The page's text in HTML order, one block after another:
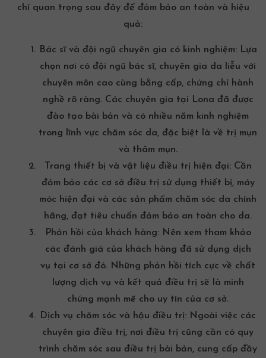
chí quan trọng sau đây để đảm bảo an toàn và hiệu
quả:
Bác sĩ và đội ngũ chuyên gia có kinh nghiệm:Lựa
chọn nơi có đội ngũ bác sĩ, chuyên gia da liễu với
chuyên môn cao cùng bằng cấp, chứng chỉ hành
nghề rõ ràng. Các chuyên gia tại Lona đã được
đào tạo bài bản và có nhiều năm kinh nghiệm
trong lĩnh vực chăm sóc da, đặc biệt là về trị mụn
và thâm mụn.
Trang thiết bị và vật liệu điều trị hiện đại:Cần
đảm bảo các cơ sở điều trị sử dụng thiết bị, máy
móc hiện đại và các sản phẩm chăm sóc da chính
hãng, đạt tiêu chuẩn đảm bảo an toàn cho da.
Phản hồi của khách hàng:Nên xem tham khảo
các đánh giá của khách hàng đã sử dụng dịch
vụ tại cơ sở đó. Những phản hồi tích cực về chất
lượng dịch vụ và kết quả điều trị sẽ là minh
chứng mạnh mẽ cho uy tín của cơ sở.
Dịch vụ chăm sóc và hậu điều trị: Ngoài việc các
chuyên gia điều trị, nơi điều trị cũng cần có quy
trình chăm sóc sau điều trị bài bản, cung cấp đầy